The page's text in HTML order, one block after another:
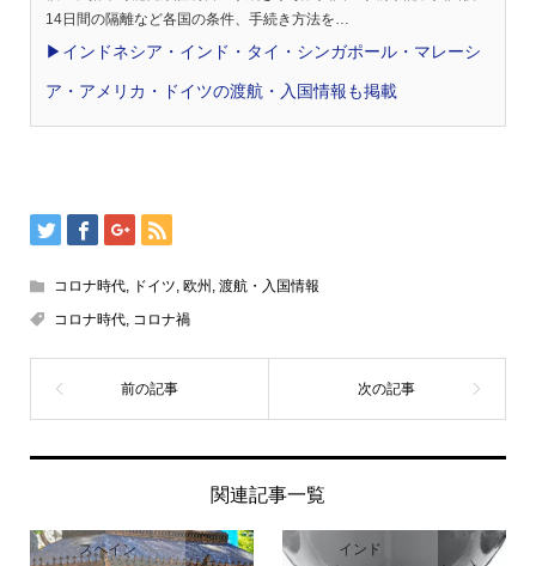
14日間の隔離など各国の条件、手続き方法を…
▶︎インドネシア・インド・タイ・シンガポール・マレーシ
ア・アメリカ・ドイツの渡航・入国情報も掲載
コロナ時代, ドイツ, 欧州 , 渡航・入国情報
コロナ時代, コロナ禍
関連記事一覧
スペイン インド